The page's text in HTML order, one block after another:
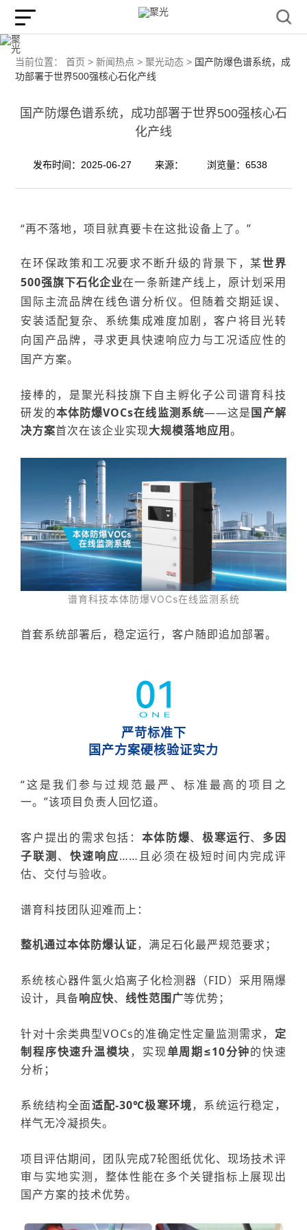
当前位置： 首页 > 新闻热点 > 聚光动态 > 国产防爆色谱系统，成
功部署于世界500强核心石化产线
国产防爆色谱系统，成功部署于世界500强核心石
化产线
发布时间：2025-06-27 来源： 浏览量：6538
“再不落地，项目就真要卡在这批设备上了。”
在环保政策和工况要求不断升级的背景下，某世界
500强旗下石化企业在一条新建产线上，原计划采用
国际主流品牌在线色谱分析仪。但随着交期延误、
安装适配复杂、系统集成难度加剧，客户将目光转
向国产品牌，寻求更具快速响应力与工况适应性的
国产方案。
接棒的，是聚光科技旗下自主孵化子公司谱育科技
研发的本体防爆VOCs在线监测系统——这是国产解
决方案首次在该企业实现大规模落地应用。
谱育科技本体防爆VOCs在线监测系统
首套系统部署后，稳定运行，客户随即追加部署。
严苛标准下
国产方案硬核验证实力
“这是我们参与过规范最严、标准最高的项目之
一。”该项目负责人回忆道。
客户提出的需求包括： 本体防爆、 极寒运行、 多因
子联测 、快速响应……且必须在极短时间内完成评
估、交付与验收。
谱育科技团队迎难而上：
整机通过本体防爆认证，满足石化最严规范要求；
系统核心器件氢火焰离子化检测器（FID）采用隔爆
设计，具备响应快、线性范围广等优势；
针对十余类典型VOCs的准确定性定量监测需求， 定
制程序快速升温模块，实现单周期≤10分钟的快速
分析；
系统结构全面适配-30℃极寒环境，系统运行稳定，
样气无冷凝损失。
项目评估期间，团队完成7轮图纸优化、现场技术评
审与实地实测，整体性能在多个关键指标上展现出
国产方案的技术优势。